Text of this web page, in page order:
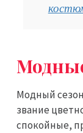
Модный
звание
спокойные,